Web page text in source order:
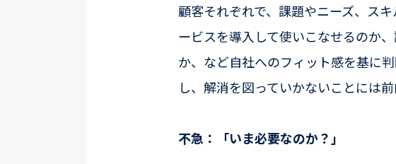
顧客それぞれで、課題やニーズ、ス
ービスを導入して使いこなせるのか
か、など自社へのフィット感を基に
し、解消を図っていかないことには
不急：「いま必要なのか？」